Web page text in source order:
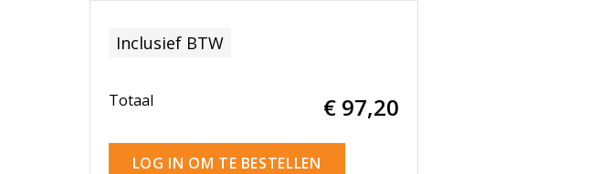
Inclusief BTW
Totaal € 97,20
LOG IN OM TE BESTELLEN